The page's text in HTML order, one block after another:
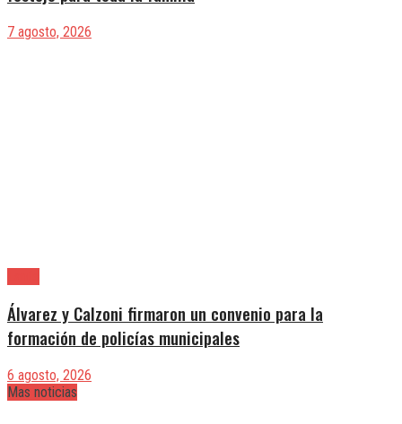
7 agosto, 2026
Álvarez y Calzoni firmaron un convenio para la
formación de policías municipales
6 agosto, 2026
Mas noticias